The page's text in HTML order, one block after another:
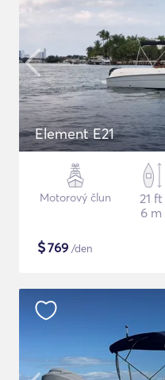
Element E21
Motorový člun
21 ft
6 m
$769 /den